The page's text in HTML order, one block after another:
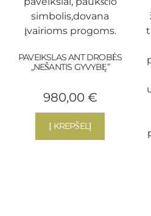
PAVEIKSLAS ANT DROBĖS
„NEŠANTIS GYVYBĘ”
980,00 €
Į KREPŠELĮ